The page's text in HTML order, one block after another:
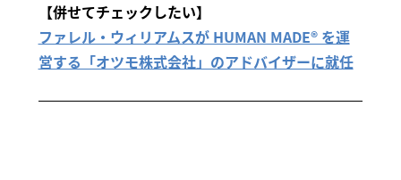
【併せてチェックしたい】
ファレル・ウィリアムスが HUMAN MADE® を運
営する「オツモ株式会社」のアドバイザーに就任